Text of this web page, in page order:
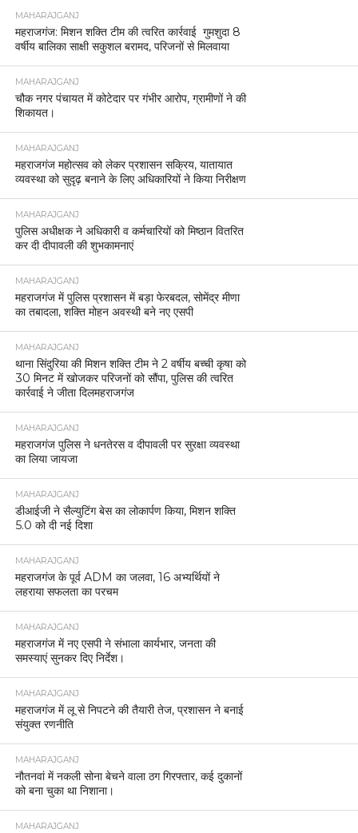
MAHARAJGANJ
महराजगंज: मिशन शक्ति टीम की त्वरित कार्रवाई गुमशुदा 8
वर्षीय बालिका साक्षी सकुशल बरामद, परिजनों से मिलवाया
MAHARAJGANJ
चौक नगर पंचायत में कोटेदार पर गंभीर आरोप, ग्रामीणों ने की
शिकायत।
MAHARAJGANJ
महराजगंज महोत्सव को लेकर प्रशासन सक्रिय, यातायात
व्यवस्था को सुदृढ़ बनाने के लिए अधिकारियों ने किया निरीक्षण
MAHARAJGANJ
पुलिस अधीक्षक ने अधिकारी व कर्मचारियों को मिष्ठान वितरित
कर दी दीपावली की शुभकामनाएं
MAHARAJGANJ
महराजगंज में पुलिस प्रशासन में बड़ा फेरबदल, सोमेंद्र मीणा
का तबादला, शक्ति मोहन अवस्थी बने नए एसपी
MAHARAJGANJ
थाना सिंदुरिया की मिशन शक्ति टीम ने 2 वर्षीय बच्ची कृषा को
30 मिनट में खोजकर परिजनों को सौंपा, पुलिस की त्वरित
कार्रवाई ने जीता दिलमहराजगंज
MAHARAJGANJ
महराजगंज पुलिस ने धनतेरस व दीपावली पर सुरक्षा व्यवस्था
का लिया जायजा
MAHARAJGANJ
डीआईजी ने सैल्युटिंग बेस का लोकार्पण किया, मिशन शक्ति
5.0 को दी नई दिशा
MAHARAJGANJ
महराजगंज के पूर्व ADM का जलवा, 16 अभ्यर्थियों ने
लहराया सफलता का परचम
MAHARAJGANJ
महराजगंज में नए एसपी ने संभाला कार्यभार, जनता की
समस्याएं सुनकर दिए निर्देश।
MAHARAJGANJ
महराजगंज में लू से निपटने की तैयारी तेज, प्रशासन ने बनाई
संयुक्त रणनीति
MAHARAJGANJ
नौतनवां में नकली सोना बेचने वाला ठग गिरफ्तार, कई दुकानों
को बना चुका था निशाना।
MAHARAJGANJ